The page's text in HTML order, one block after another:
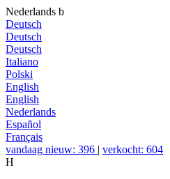
Nederlands b
Deutsch
Deutsch
Deutsch
Italiano
Polski
English
English
Nederlands
Español
Français
vandaag nieuw: 396 | verkocht: 604
H